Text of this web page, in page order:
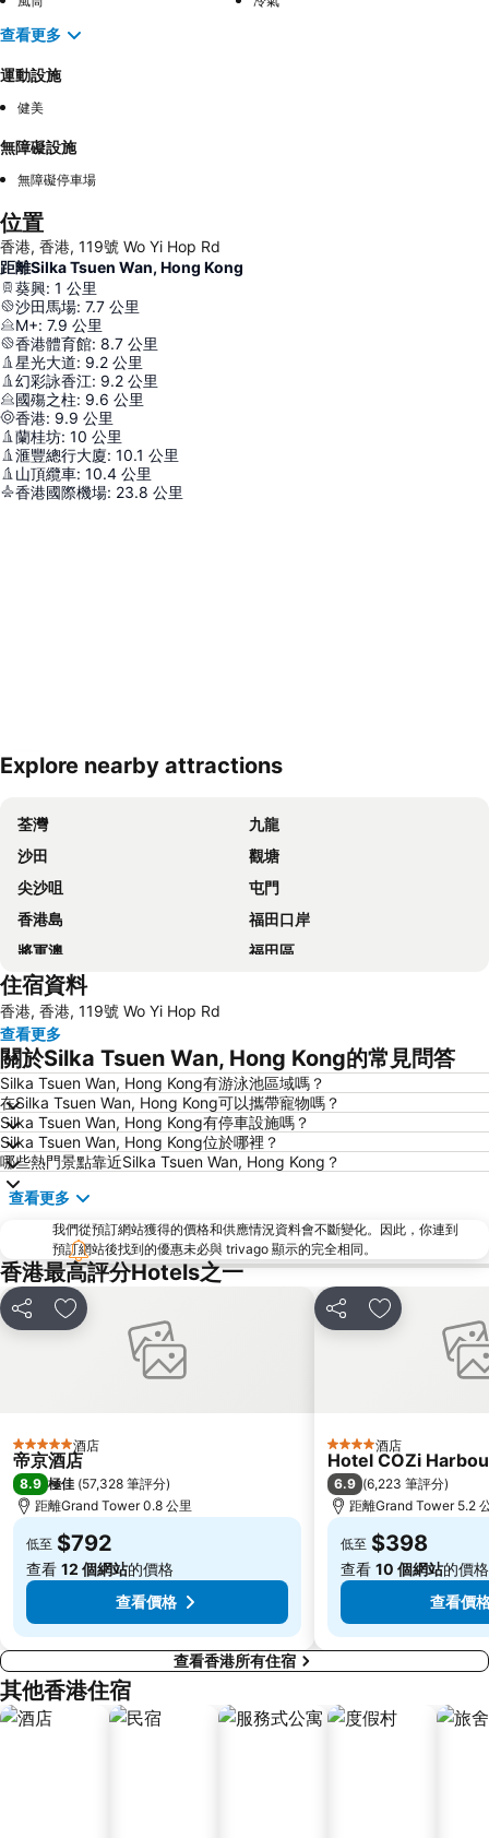
查看更多
運動設施
健美
無障礙設施
無障礙停車場
位置
香港, 香港, 119號 Wo Yi Hop Rd
距離Silka Tsuen Wan, Hong Kong
葵興: 1 公里
沙田馬場: 7.7 公里
M+: 7.9 公里
香港體育館: 8.7 公里
星光大道: 9.2 公里
幻彩詠香江: 9.2 公里
國殤之柱: 9.6 公里
香港: 9.9 公里
蘭桂坊: 10 公里
滙豐總行大廈: 10.1 公里
山頂纜車: 10.4 公里
香港國際機場: 23.8 公里
展開地圖
Explore nearby attractions
荃灣
九龍
沙田
觀塘
尖沙咀
屯門
香港島
福田口岸
將軍澳
福田區
Mong Kok Metro Station
南山區
元朗
天水圍
Wan Chai Metro Station
海洋公園
深水埗區
黃金海岸
香港迪士尼樂園
新界
羅湖口岸
羅湖
North Point Metro Station
中環
Cheung Chau
羅湖口岸
Sheung Wan Metro Station
Tsing Yi Metro Station
寶安區
深圳寶安國際機場
深圳站
深圳野生動物園
大梅沙海濱公園
鹽田區
長洲
Lamma Island
Tin Hau Metro Station
九龍塘
住宿資料
香港, 香港, 119號 Wo Yi Hop Rd
查看更多
關於Silka Tsuen Wan, Hong Kong的常見問答
Silka Tsuen Wan, Hong Kong有游泳池區域嗎？
在Silka Tsuen Wan, Hong Kong可以攜帶寵物嗎？
Silka Tsuen Wan, Hong Kong有停車設施嗎？
Silka Tsuen Wan, Hong Kong位於哪裡？
哪些熱門景點靠近Silka Tsuen Wan, Hong Kong？
查看更多
我們從預訂網站獲得的價格和供應情況資料會不斷變化。因此，你連到
預訂網站後找到的優惠未必與 trivago 顯示的完全相同。
香港最高評分Hotels之一
分享 放到收藏夾
5 星級 酒店
帝京酒店
8.9 極佳 (57,328 筆評分)
距離Grand Tower 0.8 公里
低至 $792
查看 12 個網站的價格
查看價格
分享 放到收藏夾
4 星級 酒店
Hotel COZi
6.9 (6,223 筆評分)
距離Grand Tower 5.2
低至 $398
查看 10 個網站的價格
查看價
查看香港所有住宿
其他香港住宿